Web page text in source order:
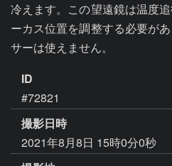
冷えます。この望遠鏡は温度
ーカス位置を調整する必要が
サーは使えません。
ID
#72821
撮影日時
2021年8月8日 15時0分0秒